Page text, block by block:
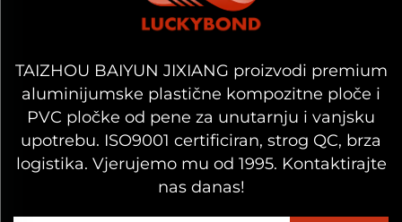
TAIZHOU BAIYUN JIXIANG proizvodi premium
aluminijumske plastične kompozitne ploče i
PVC pločke od pene za unutarnju i vanjsku
upotrebu. ISO9001 certificiran, strog QC, brza
logistika. Vjerujemo mu od 1995. Kontaktirajte
nas danas!